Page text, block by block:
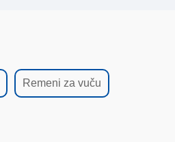
Remeni za vuču